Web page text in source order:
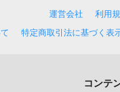
運営会社 利用
特定商取引法に基づく表
コンテ